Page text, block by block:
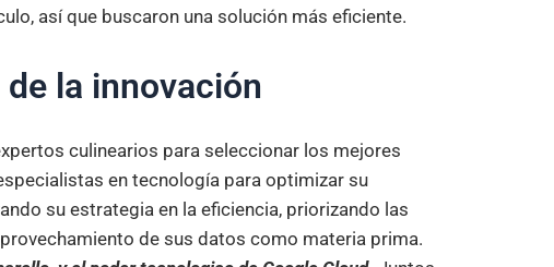
así que buscaron una solución más eficiente.
la innovación
culinearios para seleccionar los mejores
en tecnología para optimizar su
su estrategia en la eficiencia, priorizando las
de sus datos como materia prima.